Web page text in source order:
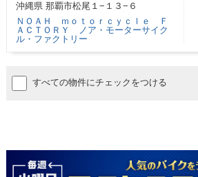
沖縄県 那覇市松尾１−１３−６
ＮＯＡＨ ｍｏｔｏｒｃｙｃｌｅ Ｆ
ＡＣＴＯＲＹ ノア・モーターサイク
ル・ファクトリー
すべての物件にチェックをつける